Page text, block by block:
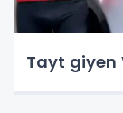
Tayt giyen